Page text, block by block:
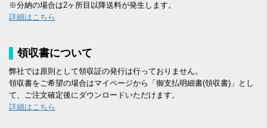
※分納の場合は2ヶ所目以降送料が発生します。
詳細はこちら
領収書について
弊社では原則として領収証の発行は行っておりません。
領収書をご希望の場合はマイページから「御支払明細書(領収書)」とし
て、ご注文確定後にダウンロードいただけます。
詳細はこちら